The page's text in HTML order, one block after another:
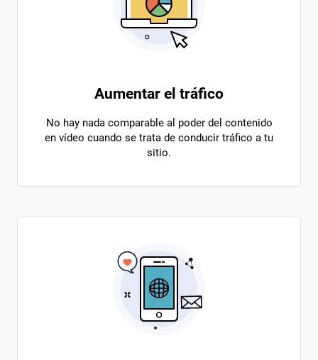
Aumentar el tráfico
No hay nada comparable al poder del contenido
en vídeo cuando se trata de conducir tráfico a tu
sitio.